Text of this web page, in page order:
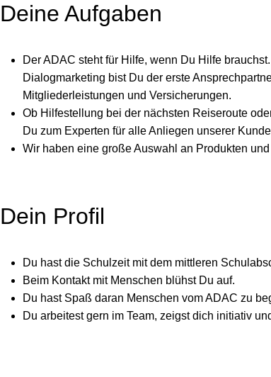
Deine Aufgaben
Der ADAC steht für Hilfe, wenn Du Hilfe
Dialogmarketing bist Du der erste
Mitgliederleistungen und Versicherungen.
Ob Hilfestellung bei der nächsten Reiseroute
Du zum Experten für alle Anliegen unserer
Wir haben eine große Auswahl an Produkten
Dein Profil
Du hast die Schulzeit mit dem mittleren
Beim Kontakt mit Menschen blühst Du auf.
Du hast Spaß daran Menschen vom ADAC zu
Du arbeitest gern im Team, zeigst dich initiativ